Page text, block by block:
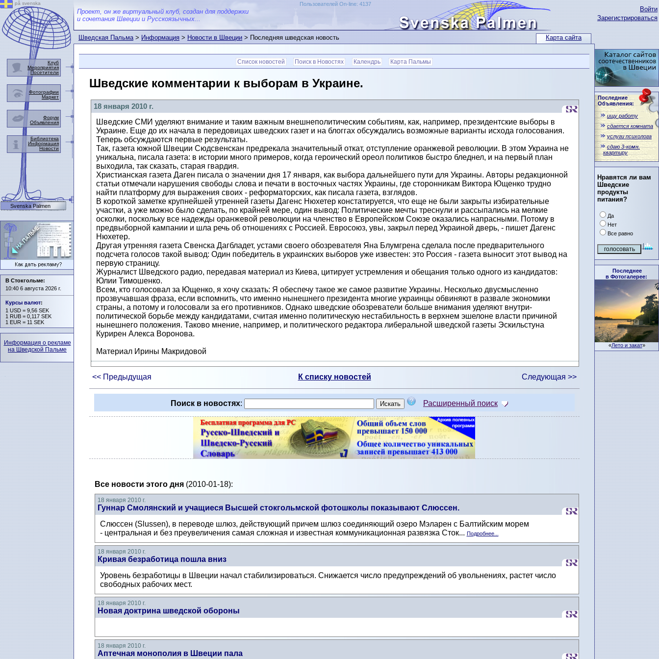
Карта сайта
Войти
Зарегистрироваться
Последние
Объявления:
ищу работу
сдается комната
услуги психолога
сдаю 3-комн.
квартиру
Нравятся ли вам
Шведские
продукты
питания?
Да
Нет
Все равно
Последнее
в Фотогалерее:
«Лето и закат»
Проект, он же виртуальный клуб, создан для поддержки
и сочетания Швеции и Русскоязычных...
Пользователей On-line: 4137
Шведская Пальма>Информация>Новости в Швеции> Последняя шведская новость
Список новостей Поиск в Новостях Календрь Карта Пальмы
Шведские комментарии к выборам в Украине.
18 января 2010 г.
Шведские СМИ уделяют внимание и таким важным внешнеполитическим событиям, как, например, президентские выборы в
Украине. Еще до их начала в передовицах шведских газет и на блоггах обсуждались возможные варианты исхода голосования.
Теперь обсуждаются первые результаты.
Так, газета южной Швеции Сюдсвенскан предрекала значительный откат, отступление оранжевой революции. В этом Украина не
уникальна, писала газета: в истории много примеров, когда героический ореол политиков быстро бледнел, и на первый план
выходила, так сказать, старая гвардия.
Христианская газета Даген писала о значении дня 17 января, как выбора дальнейшего пути для Украины. Авторы редакционной
статьи отмечали нарушения свободы слова и печати в восточных частях Украины, где сторонникам Виктора Ющенко трудно
найти платформу для выражения своих - реформаторских, как писала газета, взглядов.
В короткой заметке крупнейшей утренней газеты Дагенс Нюхетер констатируется, что еще не были закрыты избирательные
участки, а уже можно было сделать, по крайней мере, один вывод: Политические мечты треснули и рассыпались на мелкие
осколки, поскольку все надежды оранжевой революции на членство в Европейском Союзе оказались напрасными. Потому в
предвыборной кампании и шла речь об отношениях с Россией. Евросоюз, увы, закрыл перед Украиной дверь, - пишет Дагенс
Нюхетер.
Другая утренняя газета Свенска Дагбладет, устами своего обозревателя Яна Блумгрена сделала после предварительного
подсчета голосов такой вывод: Один победитель в украинских выборов уже известен: это Россия - газета выносит этот вывод на
первую страницу.
Журналист Шведского радио, передавая материал из Киева, цитирует устремления и обещания только одного из кандидатов:
Юлии Тимошенко.
Всем, кто голосовал за Ющенко, я хочу сказать: Я обеспечу такое же самое развитие Украины. Несколько двусмысленно
прозвучавшая фраза, если вспомнить, что именно нынешнего президента многие украинцы обвиняют в развале экономики
страны, а потому и голосовали за его противников. Однако шведские обозреватели больше внимания уделяют внутри-
политической борьбе между кандидатами, считая именно политическую нестабильность в верхнем эшелоне власти причиной
нынешнего положения. Таково мнение, например, и политического редактора либеральной шведской газеты Эскильстуна
Курирен Алекса Воронова.
Материал Ирины Макридовой
<< Предыдущая К списку новостей Следующая >>
Поиск в новостях: Расширенный поиск
Все новости этого дня(2010-01-18):
18 января 2010 г.
Гуннар Смолянский и учащиеся Высшей стокгольмской фотошколы показывают Слюссен.
Слюссен (Slussen), в переводе шлюз, действующий причем шлюз соединяющий озеро Мэларен с Балтийским морем
- центральная и без преувеличения самая сложная и известная коммуникационная развязка Сток... Подробнее...
18 января 2010 г.
Кривая безработица пошла вниз
Уровень безработицы в Швеции начал стабилизироваться. Снижается число предупреждений об увольнениях, растет число
свободных рабочих мест.
18 января 2010 г.
Новая доктрина шведской обороны
18 января 2010 г.
Аптечная монополия в Швеции пала
på svenska
Клуб
Мероприятия
Посетители
Фотографии
Маркет
Форум
Объявления
Библиотека
Информация
Новости
Svenska Palmen
В Стокгольме:
10:40 6 августа 2026 г.
Курсы валют:
1 USD = 9,56 SEK
1 RUB = 0,117 SEK
1 EUR = 11 SEK
Информация о рекламе
на Шведской Пальме